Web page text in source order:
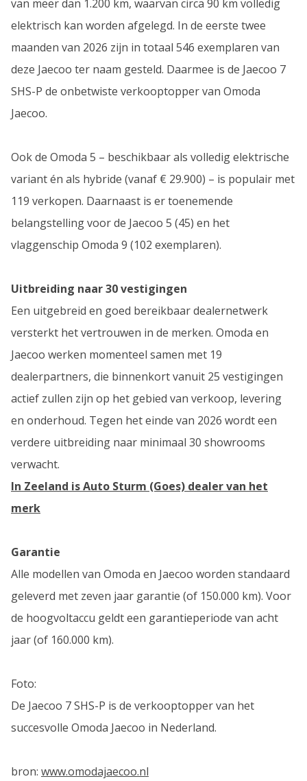
van meer dan 1.200 km, waarvan circa 90 km volledig
elektrisch kan worden afgelegd. In de eerste twee
maanden van 2026 zijn in totaal 546 exemplaren van
deze Jaecoo ter naam gesteld. Daarmee is de Jaecoo 7
SHS-P de onbetwiste verkooptopper van Omoda
Jaecoo.
Ook de Omoda 5 – beschikbaar als volledig elektrische
variant én als hybride (vanaf € 29.900) – is populair met
119 verkopen. Daarnaast is er toenemende
belangstelling voor de Jaecoo 5 (45) en het
vlaggenschip Omoda 9 (102 exemplaren).
Uitbreiding naar 30 vestigingen
Een uitgebreid en goed bereikbaar dealernetwerk
versterkt het vertrouwen in de merken. Omoda en
Jaecoo werken momenteel samen met 19
dealerpartners, die binnenkort vanuit 25 vestigingen
actief zullen zijn op het gebied van verkoop, levering
en onderhoud. Tegen het einde van 2026 wordt een
verdere uitbreiding naar minimaal 30 showrooms
verwacht.
In Zeeland isAuto Sturm (Goes) dealer van het
merk
Garantie
Alle modellen van Omoda en Jaecoo worden standaard
geleverd met zeven jaar garantie (of 150.000 km). Voor
de hoogvoltaccu geldt een garantieperiode van acht
jaar (of 160.000 km).
Foto:
De Jaecoo 7 SHS-P is de verkooptopper van het
succesvolle Omoda Jaecoo in Nederland.
bron: www.omodajaecoo.nl